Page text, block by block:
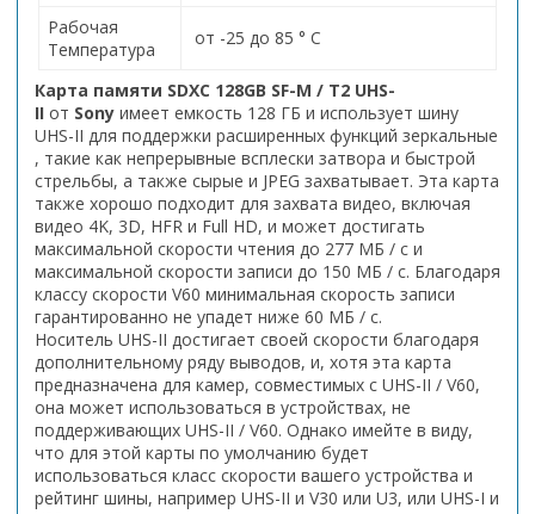
Рабочая
Температура
от -25 до 85 ° C
Карта памяти SDXC 128GB SF-М / T2 UHS-
II от Sony имеет емкость 128 ГБ и использует шину
UHS-II для поддержки расширенных функций зеркальные
, такие как непрерывные всплески затвора и быстрой
стрельбы, а также сырые и JPEG захватывает. Эта карта
также хорошо подходит для захвата видео, включая
видео 4K, 3D, HFR и Full HD, и может достигать
максимальной скорости чтения до 277 МБ / с и
максимальной скорости записи до 150 МБ / с. Благодаря
классу скорости V60 минимальная скорость записи
гарантированно не упадет ниже 60 МБ / с.
Носитель UHS-II достигает своей скорости благодаря
дополнительному ряду выводов, и, хотя эта карта
предназначена для камер, совместимых с UHS-II / V60,
она может использоваться в устройствах, не
поддерживающих UHS-II / V60. Однако имейте в виду,
что для этой карты по умолчанию будет
использоваться класс скорости вашего устройства и
рейтинг шины, например UHS-II и V30 или U3, или UHS-I и